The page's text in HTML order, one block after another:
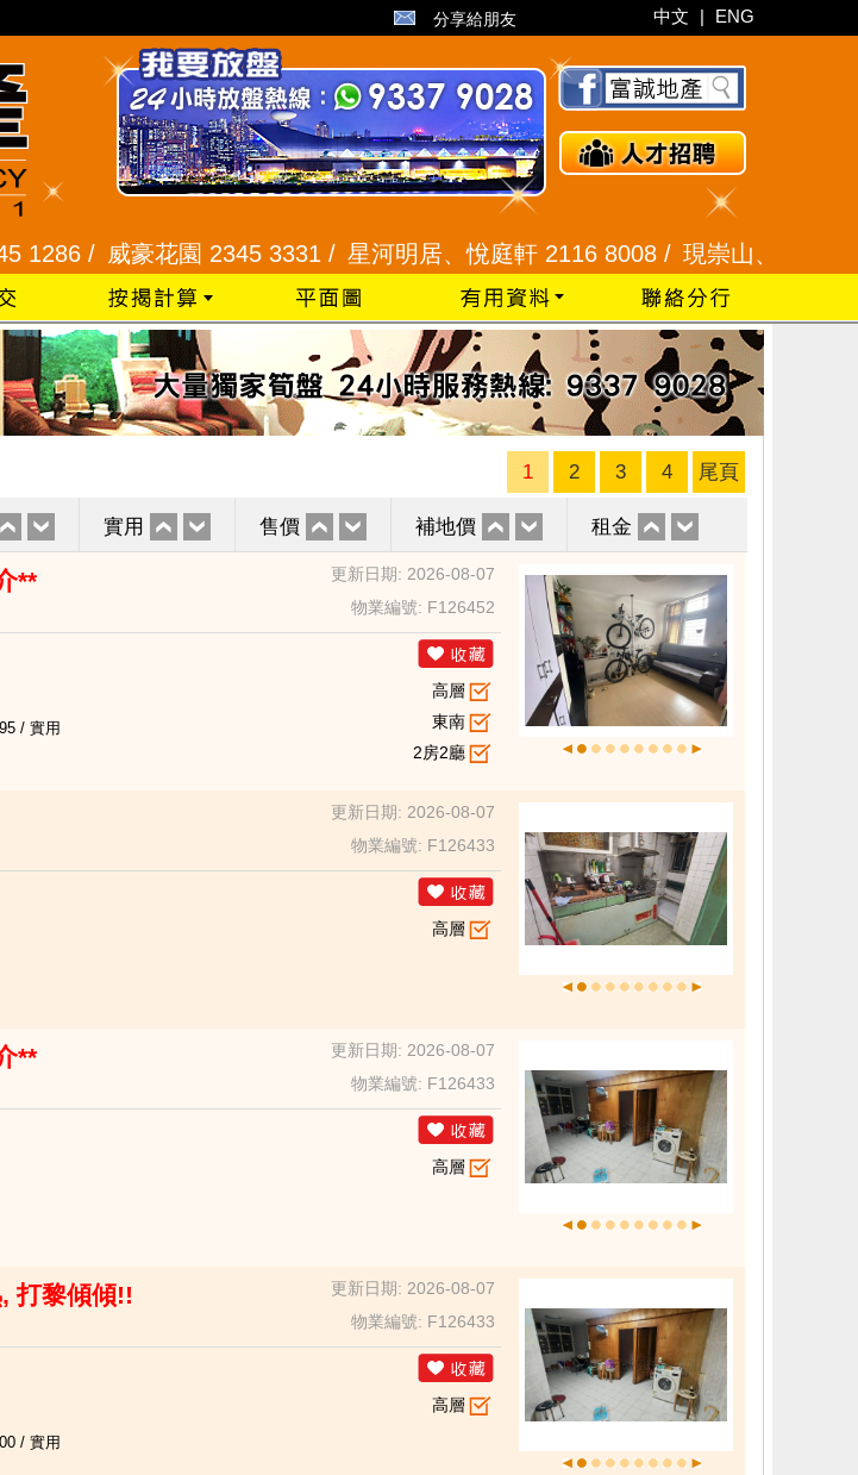
分享給朋友 中文 | ENG
/ 威豪花園 2345 3331 / 星河明居、悅庭軒 2116 8008 / 現崇山、譽港灣 2345
1 2 3 4 尾頁
實用 售價 補地價 租金
**
更新日期: 2026-08-07
物業編號: F126452
/ 實用
高層
東南
2房2廳
更新日期: 2026-08-07
物業編號: F126433
高層
**
更新日期: 2026-08-07
物業編號: F126433
高層
打黎傾傾!!
更新日期: 2026-08-07
物業編號: F126433
/ 實用
高層